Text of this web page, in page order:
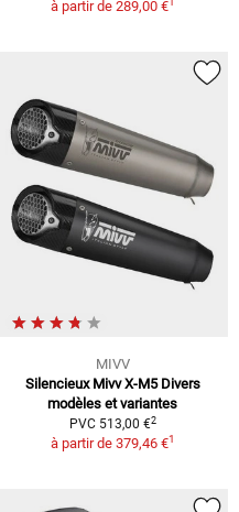
à partir de 289,00 €
MIVV
Silencieux Mivv X-M5 Divers
modèles et variantes
PVC 513,00 €2
à partir de 379,46 €1